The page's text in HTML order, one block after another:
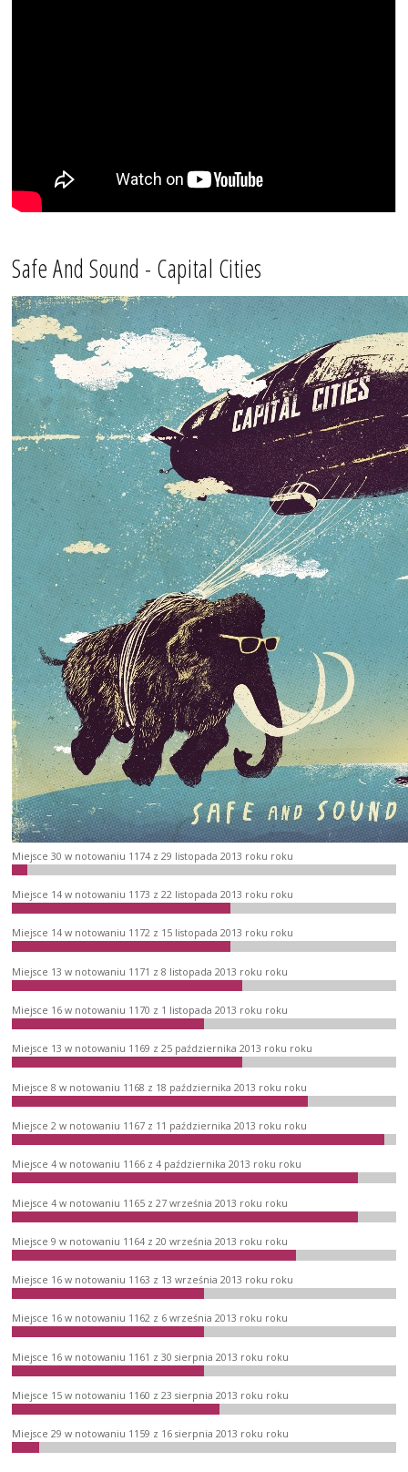
Safe And Sound - Capital Cities
Miejsce 30 w notowaniu 1174 z 29 listopada 2013 roku roku
Miejsce 14 w notowaniu 1173 z 22 listopada 2013 roku roku
Miejsce 14 w notowaniu 1172 z 15 listopada 2013 roku roku
Miejsce 13 w notowaniu 1171 z 8 listopada 2013 roku roku
Miejsce 16 w notowaniu 1170 z 1 listopada 2013 roku roku
Miejsce 13 w notowaniu 1169 z 25 października 2013 roku roku
Miejsce 8 w notowaniu 1168 z 18 października 2013 roku roku
Miejsce 2 w notowaniu 1167 z 11 października 2013 roku roku
Miejsce 4 w notowaniu 1166 z 4 października 2013 roku roku
Miejsce 4 w notowaniu 1165 z 27 września 2013 roku roku
Miejsce 9 w notowaniu 1164 z 20 września 2013 roku roku
Miejsce 16 w notowaniu 1163 z 13 września 2013 roku roku
Miejsce 16 w notowaniu 1162 z 6 września 2013 roku roku
Miejsce 16 w notowaniu 1161 z 30 sierpnia 2013 roku roku
Miejsce 15 w notowaniu 1160 z 23 sierpnia 2013 roku roku
Miejsce 29 w notowaniu 1159 z 16 sierpnia 2013 roku roku